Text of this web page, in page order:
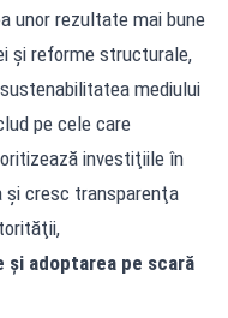
unor rezultate mai bune
şi reforme structurale,
mediului
pe cele care
investiţiile în
şi cresc transparenţa
adoptarea pe scară